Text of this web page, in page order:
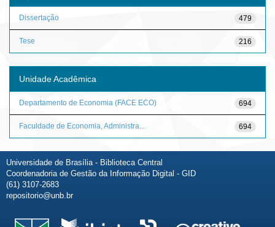
479
Dissertação
216
Tese
Unidade Acadêmica
694
Departamento de Economia (FACE ECO)
694
Faculdade de Economia, Administra...
Universidade de Brasília - Biblioteca Central
Coordenadoria de Gestão da Informação Digital - GID
(61) 3107-2683
repositorio@unb.br